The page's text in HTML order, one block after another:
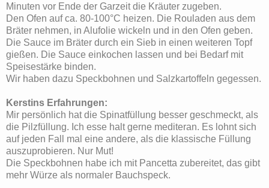
Minuten vor Ende der Garzeit die Kräuter zugeben.
Den Ofen auf ca. 80-100°C heizen. Die Rouladen aus dem
Bräter nehmen, in Alufolie wickeln und in den Ofen geben.
Die Sauce im Bräter durch ein Sieb in einen weiteren Topf
gießen. Die Sauce einkochen lassen und bei Bedarf mit
Speisestärke binden.
Wir haben dazu Speckbohnen und Salzkartoffeln gegessen.
Kerstins Erfahrungen:
Mir persönlich hat die Spinatfüllung besser geschmeckt, als
die Pilzfüllung. Ich esse halt gerne mediteran. Es lohnt sich
auf jeden Fall mal eine andere, als die klassische Füllung
auszuprobieren. Nur Mut!
Die Speckbohnen habe ich mit Pancetta zubereitet, das gibt
mehr Würze als normaler Bauchspeck.